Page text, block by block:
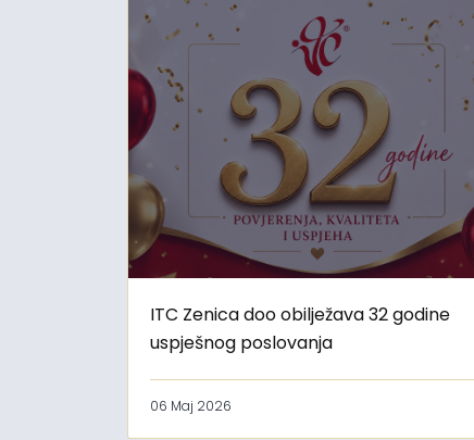
ITC Zenica doo obilježava 32 godine
uspješnog poslovanja
06 Maj 2026